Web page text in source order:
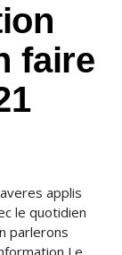
faire
applis
le quotidien
parlerons
Le